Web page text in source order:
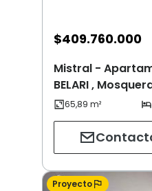
$409.760.000
Mistral -
BELARI ,
Proyecto